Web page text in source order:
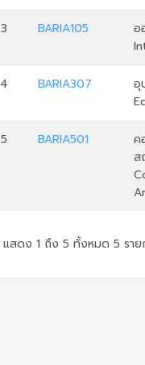
3 BARIA105
อ
4 BARIA307
อุ
5 BARIA501
ค
ส
แสดง 1 ถึง 5 ทั้งหมด 5 ราย